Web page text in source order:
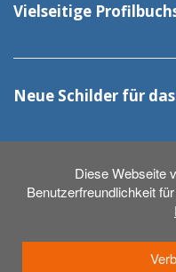
Diese Webseite
Benutzerfreundlichkeit
Vielseitige
Neue Schilder für